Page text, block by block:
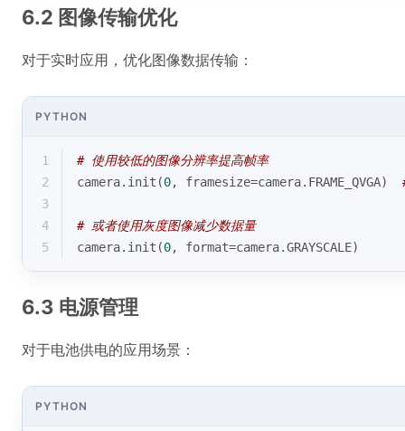
6.2 图像传输优化
对于实时应用，优化图像数据传输：
PYTHON
1
# 使用较低的图像分辨率提高帧率
2
camera.init(0, framesize=camera.FRAME_QVGA)
3
4
# 或者使用灰度图像减少数据量
5
camera.init(0, format=camera.GRAYSCALE)
6.3 电源管理
对于电池供电的应用场景：
PYTHON